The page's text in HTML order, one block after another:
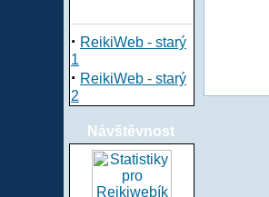
· ReikiWeb - starý
1
· ReikiWeb - starý
2
Návštěvnost